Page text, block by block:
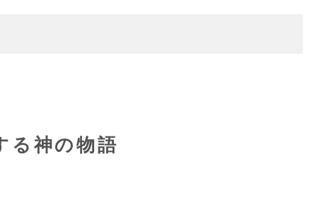
る神の物語